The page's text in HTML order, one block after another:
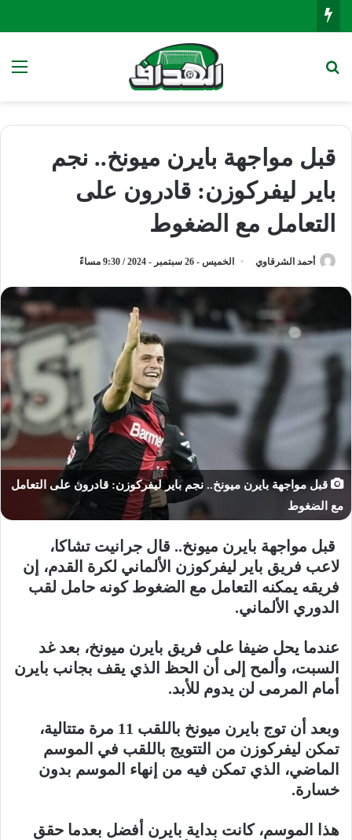
قبل مواجهة بايرن ميونخ.. نجم
باير ليفركوزن: قادرون على
التعامل مع الضغوط
أحمد الشرقاوي الخميس - 26 سبتمبر - 2024 / 9:30 مساءً
قبل مواجهة بايرن ميونخ.. نجم باير ليفركوزن: قادرون على التعامل
مع الضغوط
قبل مواجهة بايرن ميونخ.. قال جرانيت تشاكا،
لاعب فريق باير ليفركوزن الألماني لكرة القدم، إن
فريقه يمكنه التعامل مع الضغوط كونه حامل لقب
الدوري الألماني.
عندما يحل ضيفا على فريق بايرن ميونخ، بعد غد
السبت، وألمح إلى أن الحظ الذي يقف بجانب بايرن
أمام المرمى لن يدوم للأبد.
وبعد أن توج بايرن ميونخ باللقب 11 مرة متتالية،
تمكن ليفركوزن من التتويج باللقب في الموسم
الماضي، الذي تمكن فيه من إنهاء الموسم بدون
خسارة.
هذا الموسم، كانت بداية بايرن أفضل بعدما حقق